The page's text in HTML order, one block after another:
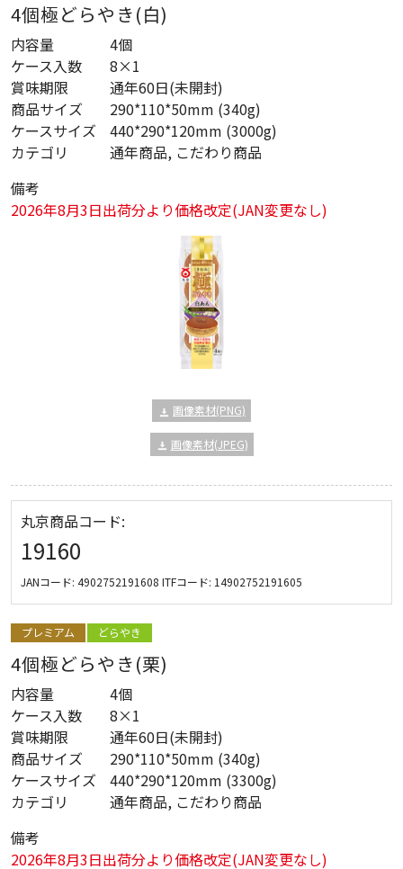
4個極どらやき(白)
内容量
4個
ケース入数
8×1
賞味期限
通年60日(未開封)
商品サイズ
290*110*50mm (340g)
ケースサイズ
440*290*120mm (3000g)
カテゴリ
通年商品, こだわり商品
備考
2026年8月3日出荷分より価格改定(JAN変更なし)
画像素材(PNG)
画像素材(JPEG)
丸京商品コード:
19160
JANコード: 4902752191608 ITFコード: 14902752191605
プレミアム どらやき
4個極どらやき(栗)
内容量
4個
ケース入数
8×1
賞味期限
通年60日(未開封)
商品サイズ
290*110*50mm (340g)
ケースサイズ
440*290*120mm (3300g)
カテゴリ
通年商品, こだわり商品
備考
2026年8月3日出荷分より価格改定(JAN変更なし)